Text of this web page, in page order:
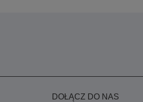
DOŁĄCZ DO NAS